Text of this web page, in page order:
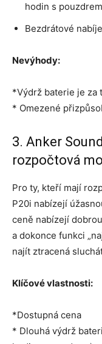
hodin s
Bezdrátové
Nevýhody:
*Výdrž baterie je za
* Omezené
3. Anker
rozpočtová
Pro ty, kteří mají
P20i nabízejí
ceně nabízejí
a dokonce funkci
najít ztracená
Klíčové vlastnosti:
*Dostupná cena
* Dlouhá výdrž